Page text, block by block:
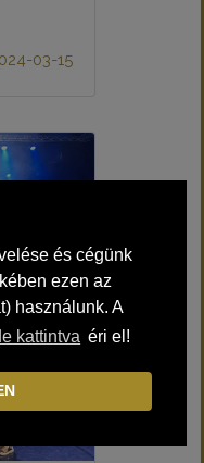
és cégünk
ezen az
használunk. A
kattintva éri el!
03-15